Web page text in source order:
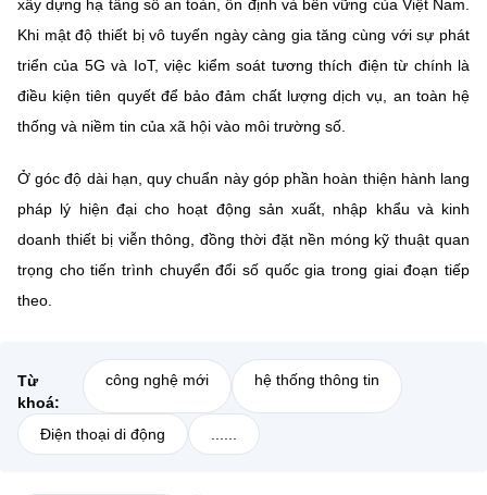
xây dựng hạ tầng số an toàn, ổn định và bền vững của Việt Nam.
Khi mật độ thiết bị vô tuyến ngày càng gia tăng cùng với sự phát
triển của 5G và IoT, việc kiểm soát tương thích điện từ chính là
điều kiện tiên quyết để bảo đảm chất lượng dịch vụ, an toàn hệ
thống và niềm tin của xã hội vào môi trường số.
Ở góc độ dài hạn, quy chuẩn này góp phần hoàn thiện hành lang
pháp lý hiện đại cho hoạt động sản xuất, nhập khẩu và kinh
doanh thiết bị viễn thông, đồng thời đặt nền móng kỹ thuật quan
trọng cho tiến trình chuyển đổi số quốc gia trong giai đoạn tiếp
theo.
Từ
khoá:
công nghệ mới hệ thống thông tin
Điện thoại di động